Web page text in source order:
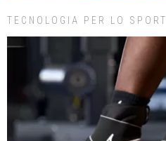
TECNOLOGIA PER LO SPORT